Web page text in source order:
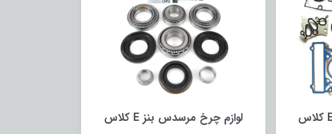
لوازم چرخ مرسدس بنز E کلاس